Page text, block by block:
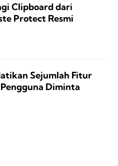
Clipboard dari
Protect Resmi
Sejumlah Fitur
Diminta